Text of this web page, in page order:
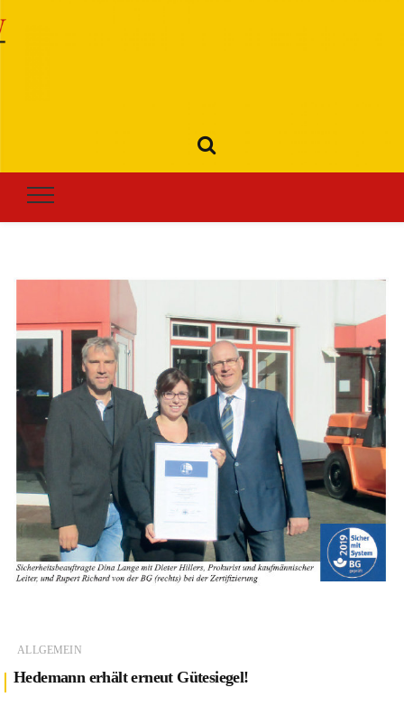
ALLGEMEIN
Hedemann erhält erneut Gütesiegel!